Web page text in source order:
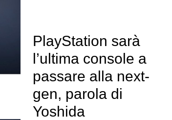
PlayStation sarà
l’ultima console a
passare alla next-
gen, parola di
Yoshida